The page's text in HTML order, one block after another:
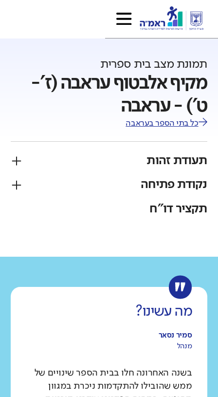
תמונת מצב בית ספרית
מקיף אלבטוף עראבה (ז'-
ט') - עראבה
כל בתי הספר בעראבה
תעודת זהות
פיקוח
נקודת פתיחה
רקע חברתי כלכלי
ממוצע תלמידים בכיתה
נמוך
תקציר דו"ח
מה עשינו?
סמיר נסאר
מנהל
בשנה האחרונה חלו בבית הספר שינויים של
ממש שהובילו להתקדמות ניכרת במגוון